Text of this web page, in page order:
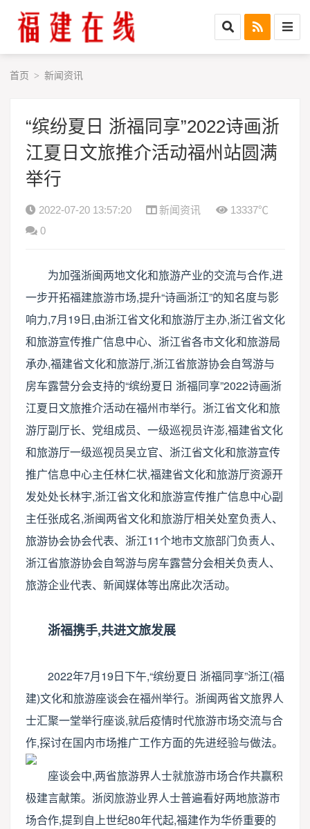
首页 > 新闻资讯
“缤纷夏日 浙福同享”2022诗画浙
江夏日文旅推介活动福州站圆满
举行
2022-07-20 13:57:20 新闻资讯
13337℃
0
为加强浙闽两地文化和旅游产业的交流与合作,进
一步开拓福建旅游市场,提升“诗画浙江”的知名度与影
响力,7月19日,由浙江省文化和旅游厅主办,浙江省文化
和旅游宣传推广信息中心、浙江省各市文化和旅游局
承办,福建省文化和旅游厅,浙江省旅游协会自驾游与
房车露营分会支持的“缤纷夏日 浙福同享”2022诗画浙
江夏日文旅推介活动在福州市举行。浙江省文化和旅
游厅副厅长、党组成员、一级巡视员许澎,福建省文化
和旅游厅一级巡视员吴立官、浙江省文化和旅游宣传
推广信息中心主任林仁状,福建省文化和旅游厅资源开
发处处长林宇,浙江省文化和旅游宣传推广信息中心副
主任张成名,浙闽两省文化和旅游厅相关处室负责人、
旅游协会协会代表、浙江11个地市文旅部门负责人、
浙江省旅游协会自驾游与房车露营分会相关负责人、
旅游企业代表、新闻媒体等出席此次活动。
浙福携手,共进文旅发展
2022年7月19日下午,“缤纷夏日 浙福同享”浙江(福
建)文化和旅游座谈会在福州举行。浙闽两省文旅界人
士汇聚一堂举行座谈,就后疫情时代旅游市场交流与合
作,探讨在国内市场推广工作方面的先进经验与做法。
座谈会中,两省旅游界人士就旅游市场合作共赢积
极建言献策。浙闵旅游业界人士普遍看好两地旅游市
场合作,提到自上世纪80年代起,福建作为华侨重要的